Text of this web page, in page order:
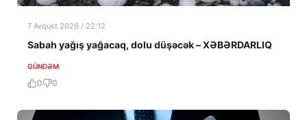
7 Avqust 2026 / 22:12
Sabah yağış yağacaq, dolu düşəcək – XƏBƏRDARLIQ
GÜNDƏM
0 0